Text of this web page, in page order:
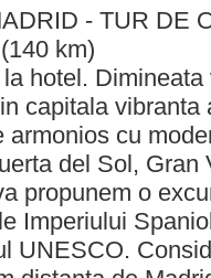
- TUR DE
km)
hotel.
capitala
armonios cu
del Sol,
propunem o
Imperiului
UNESCO.